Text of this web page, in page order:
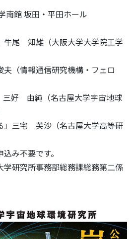
南館 坂田・平田ホール
牛尾 知雄（大阪大学大学院工学
（情報通信研究機構・フェロ
三好 由純（名古屋大学宇宙地球
」三宅 芙沙（名古屋大学高等研
み不要です。
学研究所事務部総務課総務第二係